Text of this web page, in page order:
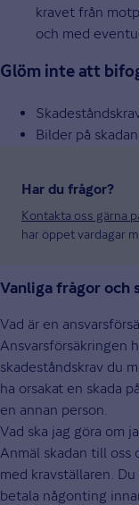
kravet från
och med
Glöm inte att
Bilder på skadan
Har du frågor?
Kontakta oss gärna
har öppet vardagar
Vanliga frågor och
Vad är en
Ansvarsförsäkringen
skadeståndskrav du
ha orsakat en skada
en annan person.
Vad ska jag göra om
Anmäl skadan till oss
med kravställaren.
betala någonting